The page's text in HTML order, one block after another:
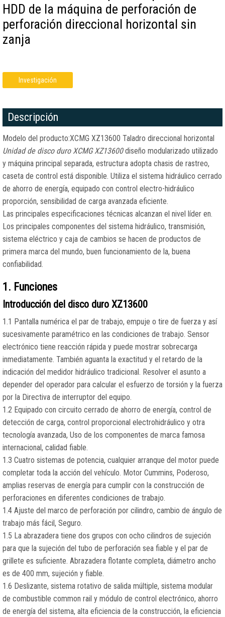
HDD de la máquina de perforación de
perforación direccional horizontal sin
zanja
Investigación
Descripción
Modelo del producto:XCMG XZ13600 Taladro direccional horizontal
Unidad de disco duro XCMG XZ13600diseño modularizado utilizado
y máquina principal separada, estructura adopta chasis de rastreo,
caseta de control está disponible. Utiliza el sistema hidráulico cerrado
de ahorro de energía, equipado con control electro-hidráulico
proporción, sensibilidad de carga avanzada eficiente.
Las principales especificaciones técnicas alcanzan el nivel líder en.
Los principales componentes del sistema hidráulico, transmisión,
sistema eléctrico y caja de cambios se hacen de productos de
primera marca del mundo, buen funcionamiento de la, buena
confiabilidad.
1. Funciones
Introducción del disco duro XZ13600
1.1 Pantalla numérica el par de trabajo, empuje o tire de fuerza y así
sucesivamente paramétrico en las condiciones de trabajo. Sensor
electrónico tiene reacción rápida y puede mostrar sobrecarga
inmediatamente. También aguanta la exactitud y el retardo de la
indicación del medidor hidráulico tradicional. Resolver el asunto a
depender del operador para calcular el esfuerzo de torsión y la fuerza
por la Directiva de interruptor del equipo.
1.2 Equipado con circuito cerrado de ahorro de energía, control de
detección de carga, control proporcional electrohidráulico y otra
tecnología avanzada, Uso de los componentes de marca famosa
internacional, calidad fiable.
1.3 Cuatro sistemas de potencia, cualquier arranque del motor puede
completar toda la acción del vehículo. Motor Cummins, Poderoso,
amplias reservas de energía para cumplir con la construcción de
perforaciones en diferentes condiciones de trabajo.
1.4 Ajuste del marco de perforación por cilindro, cambio de ángulo de
trabajo más fácil, Seguro.
1.5 La abrazadera tiene dos grupos con ocho cilindros de sujeción
para que la sujeción del tubo de perforación sea fiable y el par de
grillete es suficiente. Abrazadera flotante completa, diámetro ancho
es de 400 mm, sujeción y fiable.
1.6 Deslizante, sistema rotativo de salida múltiple, sistema modular
de combustible common rail y módulo de control electrónico, ahorro
de energía del sistema, alta eficiencia de la construcción, la eficiencia